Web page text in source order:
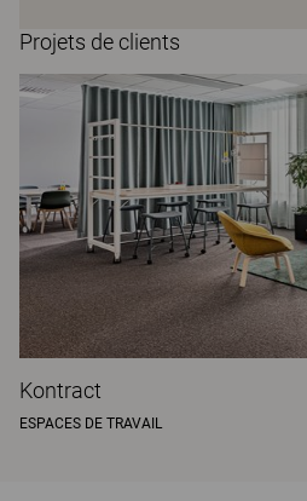
Projets de clients
Kontract
ESPACES DE TRAVAIL